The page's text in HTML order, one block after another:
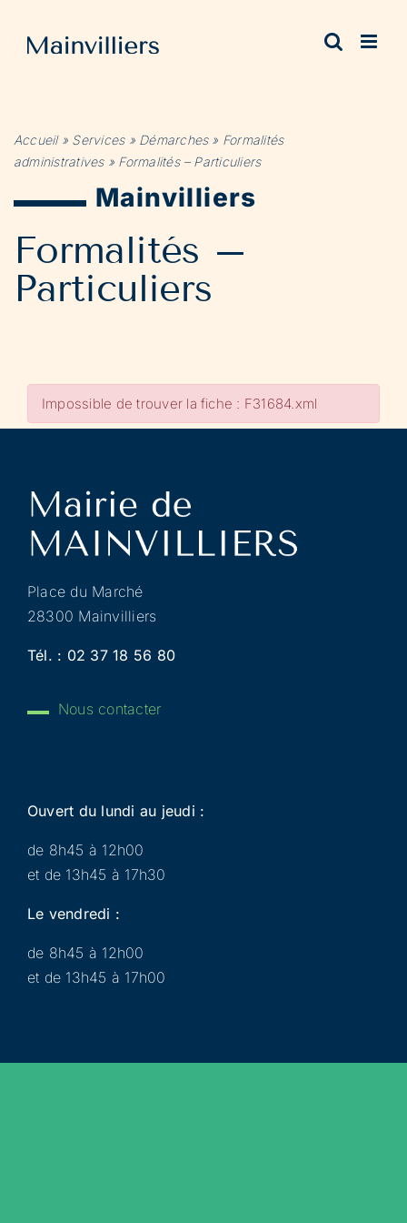
contenu
Accueil» Services» Démarches» Formalités
administratives» Formalités – Particuliers
Mainvilliers
Formalités –
Particuliers
Impossible de trouver la fiche : F31684.xml
Place du Marché
28300 Mainvilliers
Tél. : 02 37 18 56 80
Nous contacter
Ouvert du lundi au jeudi :
de 8h45 à 12h00
et de 13h45 à 17h30
Le vendredi :
de 8h45 à 12h00
et de 13h45 à 17h00